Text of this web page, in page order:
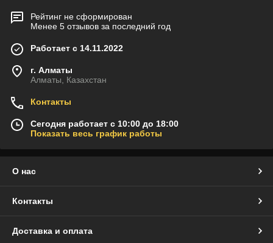
Рейтинг не сформирован
Менее 5 отзывов за последний год
Работает с 14.11.2022
г. Алматы
Алматы, Казахстан
Контакты
Сегодня работает с 10:00 до 18:00
Показать весь график работы
О нас
Контакты
Доставка и оплата